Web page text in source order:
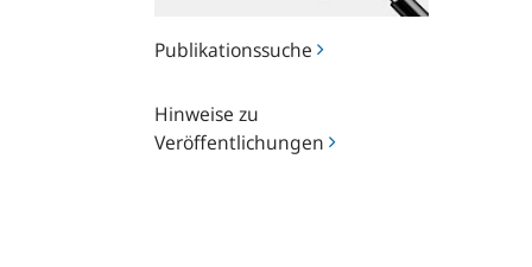
Publikationssuche
Hinweise zu
Veröffentlichungen
zu
Veröffentlichungen